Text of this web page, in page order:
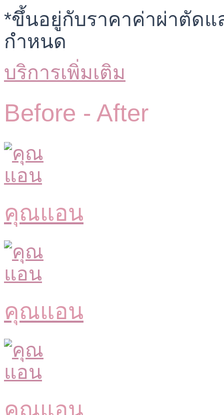
*ขึ้นอยู่กับราคาค่าผ่าตัดแ
กำหนด
บริการเพิ่มเติม
Before - After
คุณแอน
คุณแอน